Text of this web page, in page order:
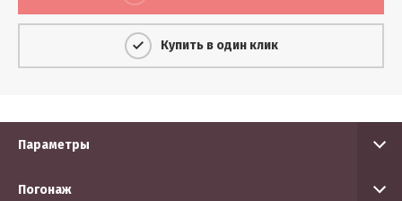
Купить в один клик
Параметры
Погонаж